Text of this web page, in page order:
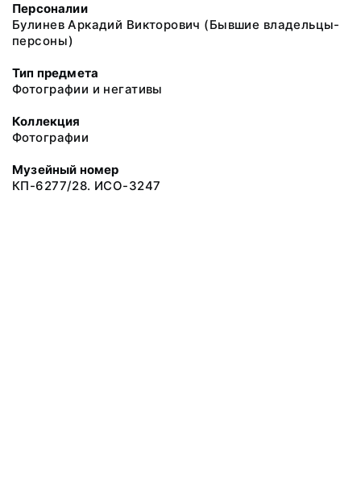
Персоналии
Булинев Аркадий Викторович (Бывшие владельцы-
персоны)
Тип предмета
Фотографии и негативы
Коллекция
Фотографии
Музейный номер
КП-6277/28. ИСО-3247